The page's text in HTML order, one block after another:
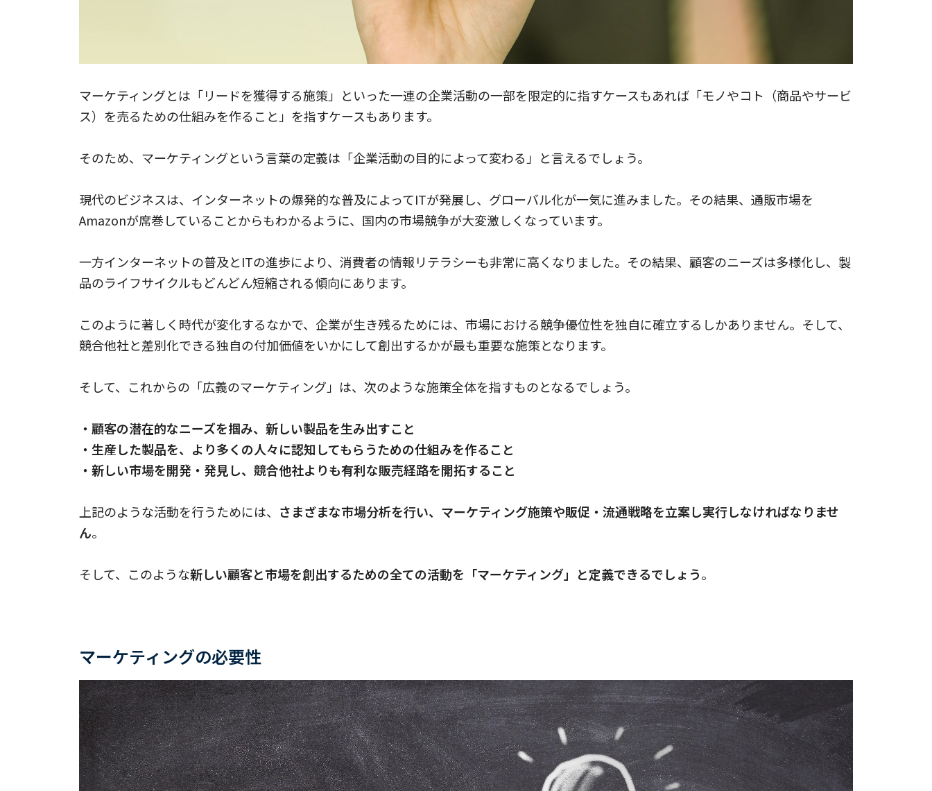
マーケティングとは「リードを獲得する施策」といった一連の企業活動の一部を限定的に指すケースもあれば「モノやコト（商品やサービ
ス）を売るための仕組みを作ること」を指すケースもあります。
そのため、マーケティングという言葉の定義は「企業活動の目的によって変わる」と言えるでしょう。
現代のビジネスは、インターネットの爆発的な普及によってITが発展し、グローバル化が一気に進みました。その結果、通販市場を
Amazonが席巻していることからもわかるように、国内の市場競争が大変激しくなっています。
一方インターネットの普及とITの進歩により、消費者の情報リテラシーも非常に高くなりました。その結果、顧客のニーズは多様化し、製
品のライフサイクルもどんどん短縮される傾向にあります。
このように著しく時代が変化するなかで、企業が生き残るためには、市場における競争優位性を独自に確立するしかありません。そして、
競合他社と差別化できる独自の付加価値をいかにして創出するかが最も重要な施策となります。
そして、これからの「広義のマーケティング」は、次のような施策全体を指すものとなるでしょう。
・顧客の潜在的なニーズを掴み、新しい製品を生み出すこと
・生産した製品を、より多くの人々に認知してもらうための仕組みを作ること
・新しい市場を開発・発見し、競合他社よりも有利な販売経路を開拓すること
上記のような活動を行うためには、 さまざまな市場分析を行い、マーケティング施策や販促・流通戦略を立案し実行しなければなりませ
ん。
そして、このような新しい顧客と市場を創出するための全ての活動を「マーケティング」と定義できるでしょう。
マーケティングの必要性